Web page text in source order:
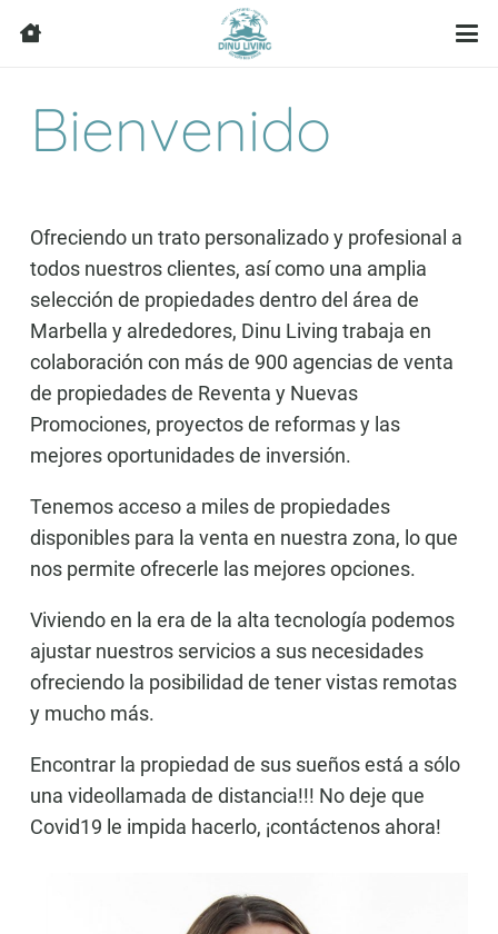
Bienvenido
Ofreciendo un trato personalizado y profesional a
todos nuestros clientes, así como una amplia
selección de propiedades dentro del área de
Marbella y alrededores, Dinu Living trabaja en
colaboración con más de 900 agencias de venta
de propiedades de Reventa y Nuevas
Promociones, proyectos de reformas y las
mejores oportunidades de inversión.
Tenemos acceso a miles de propiedades
disponibles para la venta en nuestra zona, lo que
nos permite ofrecerle las mejores opciones.
Viviendo en la era de la alta tecnología podemos
ajustar nuestros servicios a sus necesidades
ofreciendo la posibilidad de tener vistas remotas
y mucho más.
Encontrar la propiedad de sus sueños está a sólo
una videollamada de distancia!!! No deje que
Covid19 le impida hacerlo, ¡contáctenos ahora!